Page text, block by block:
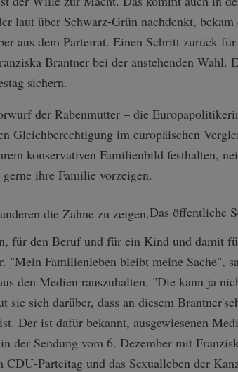
laut über Schwarz-Grün nachdenkt,
aus dem Parteirat. Einen Schritt zurück
Brantner bei der anstehenden Wahl.
sichern.
der Rabenmutter – die
Gleichberechtigung im europäischen
konservativen Familienbild festhalten,
ihre Familie vorzeigen.
Das öffentliche
für den Beruf und für ein Kind und damit
"Mein Familienleben bleibt meine Sache",
den Medien rauszuhalten. "Die kann ja
sie sich darüber, dass an diesem
Der ist dafür bekannt, ausgewiesenen
der Sendung vom 6. Dezember mit
Parteitag und das Sexualleben der